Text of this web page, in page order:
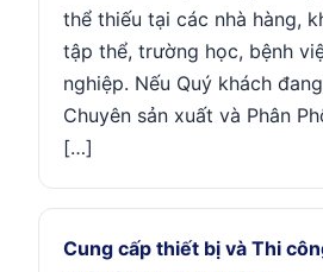
thể thiếu tại các nhà hàng,
tập thể, trường học, bệnh
nghiệp. Nếu Quý khách
Chuyên sản xuất và Phân
[…]
Cung cấp thiết bị và Thi